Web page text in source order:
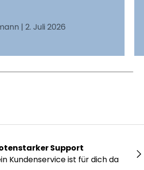
| 2. Juli 2026
Support
Kundenservice ist für dich da